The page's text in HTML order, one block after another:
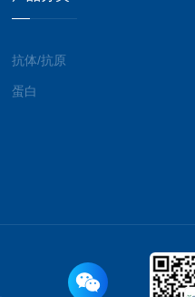
抗体/抗原
蛋白